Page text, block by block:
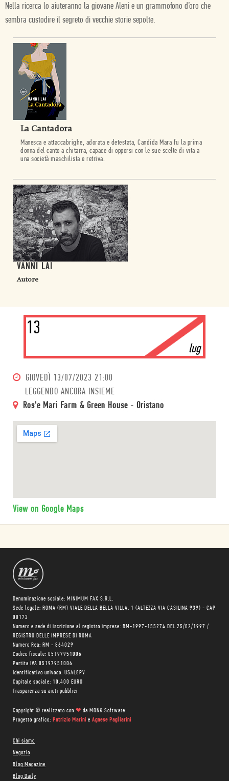
Nella ricerca lo aiuteranno la giovane Aleni e un grammofono d’oro che
sembra custodire il segreto di vecchie storie sepolte.
La Cantadora
Manesca e attaccabrighe, adorata e detestata, Candida Mara fu la prima
donna del canto a chitarra, capace di opporsi con le sue scelte di vita a
una società maschilista e retriva.
VANNI LAI
Autore
13
lug
GIOVEDÌ 13/07/2023 21:00
LEGGENDO ANCORA INSIEME
Ros'e Mari Farm & Green House - Oristano
View on Google Maps
Denominazione sociale: MINIMUM FAX S.R.L.
Sede legale: ROMA (RM) VIALE DELLA BELLA VILLA, 1 (ALTEZZA VIA CASILINA 939) - CAP
00172
Numero e sede di iscrizione al registro imprese: RM-1997-155274 DEL 25/02/1997 /
REGISTRO DELLE IMPRESE DI ROMA
Numero Rea: RM - 864029
Codice fiscale: 05197951006
Partita IVA 05197951006
Identificativo univoco: USAL8PV
Capitale sociale: 10.400 EURO
Trasparenza su aiuti pubblici
Copyright © realizzato con ❤ da MONK Software
Progetto grafico: Patrizio Marini e Agnese Pagliarini
Chi siamo
Negozio
Blog Magazine
Blog Daily